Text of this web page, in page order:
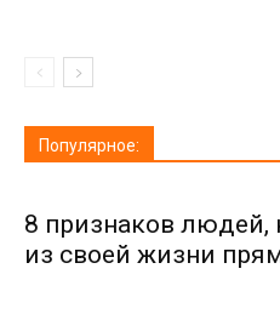
Популярное:
8 признаков людей,
из своей жизни